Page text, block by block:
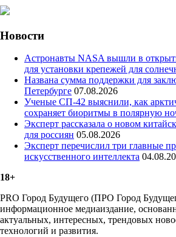
Новости
Астронавты NASA вышли в
для установки крепежей для
Названа сумма поддержки для
Петербурге 07.08.2026
Ученые СП-42 выяснили, как
сохраняет биоритмы в полярную
Эксперт рассказала о новом
для россиян 05.08.2026
Эксперт перечислил три главные
искусственного интеллекта
18+
PRO Город Будущего (ПРО Город
информационное медиаиздание,
актуальных, интересных, трендовых
технологий и развития.